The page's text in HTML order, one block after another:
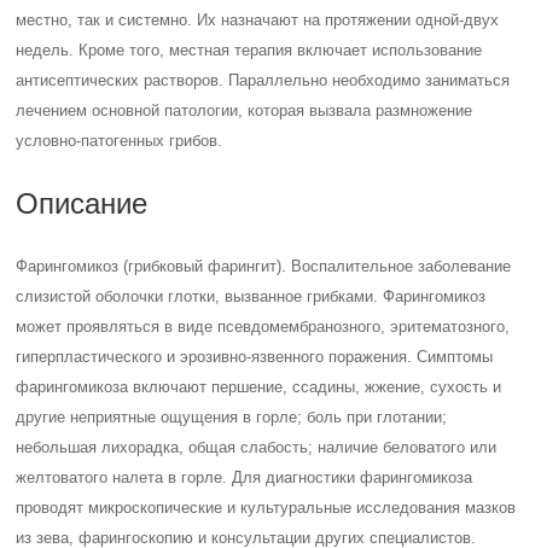
местно, так и системно. Их назначают на протяжении одной-двух
недель. Кроме того, местная терапия включает использование
антисептических растворов. Параллельно необходимо заниматься
лечением основной патологии, которая вызвала размножение
условно-патогенных грибов.
Описание
Фарингомикоз (грибковый фарингит). Воспалительное заболевание
слизистой оболочки глотки, вызванное грибками. Фарингомикоз
может проявляться в виде псевдомембранозного, эритематозного,
гиперпластического и эрозивно-язвенного поражения. Симптомы
фарингомикоза включают першение, ссадины, жжение, сухость и
другие неприятные ощущения в горле; боль при глотании;
небольшая лихорадка, общая слабость; наличие беловатого или
желтоватого налета в горле. Для диагностики фарингомикоза
проводят микроскопические и культуральные исследования мазков
из зева, фарингоскопию и консультации других специалистов.